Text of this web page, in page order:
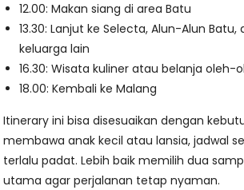
12.00: Makan siang di area Batu
13.30: Lanjut ke Selecta, Alun-Alun
keluarga lain
16.30: Wisata kuliner atau belanja oleh-
18.00: Kembali ke Malang
Itinerary ini bisa disesuaikan dengan
membawa anak kecil atau lansia, jadwal
terlalu padat. Lebih baik memilih dua
utama agar perjalanan tetap nyaman.